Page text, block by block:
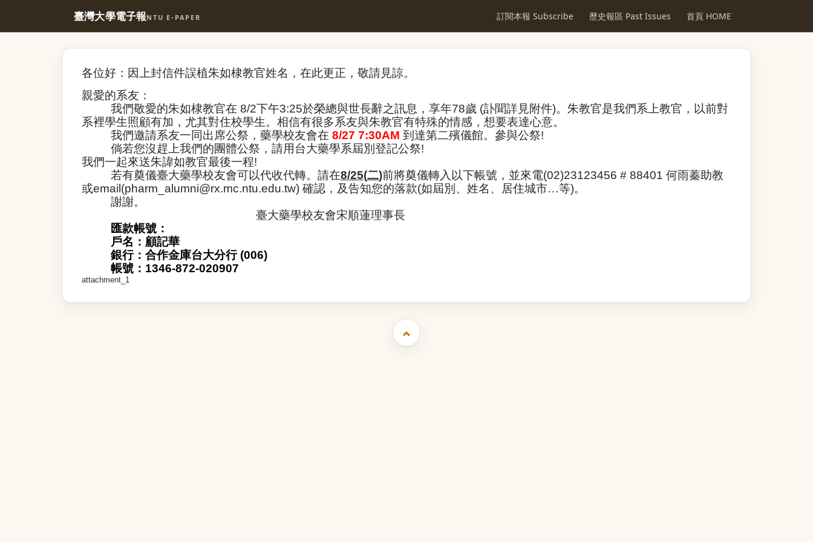
臺灣大學電子報NTU E-PAPER 訂閱本報 Subscribe 歷史報區 Past Issues 首頁 HOME
各位好：因上封信件誤植朱如棣教官姓名，在此更正，敬請見諒。
親愛的系友：
我們敬愛的朱如棣教官在 8/2下午3:25於榮總與世長辭之訊息 ， 享年78歲 (訃聞詳見附件)。朱教官是我們系上教官，以前對
系裡學生照顧有加 ， 尤其對住校學生。 相信有很多系友與朱教官有特殊的情感，想要表達心意。
我們邀請系友一同出席公祭，藥學校友會在 8/27 7:30AM 到達第二殯儀館。參與公祭!
倘若您沒趕上我們的團體公祭，請用台大藥學系屆別登記公祭!
我們一起來送朱諱如教官最後一程!
若有奠儀臺大藥學校友會可以代收代轉。請在8/25(二)前將奠儀轉入以下帳號，並來電(02)23123456 # 88401 何雨蓁助教
或email(pharm_alumni@rx.mc.ntu.edu.tw) 確認，及告知您的落款(如屆別、姓名、居住城市…等)。
謝謝。
臺大藥學校友會宋順蓮理事長
匯款帳號：
戶名：顧記華
銀行：合作金庫台大分行(006)
帳號： 1346-872-020907
attachment_1